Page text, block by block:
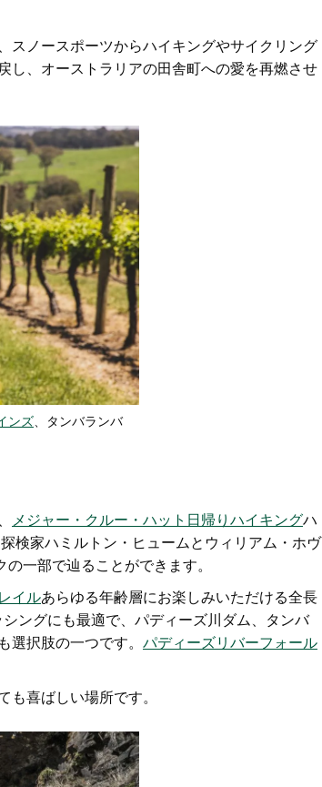
スノースポーツからハイキングやサイクリング
し、オーストラリアの田舎町への愛を再燃させ
ンズ、タンバランバ
メジャー・クルー・ハット日帰りハイキングハ
検家ハミルトン・ヒュームとウィリアム・ホヴ
一部で辿ることができます。
イルあらゆる年齢層にお楽しみいただける全長
ングにも最適で、パディーズ川ダム、タンバ
選択肢の一つです。 パディーズリバーフォール
も喜ばしい場所です。